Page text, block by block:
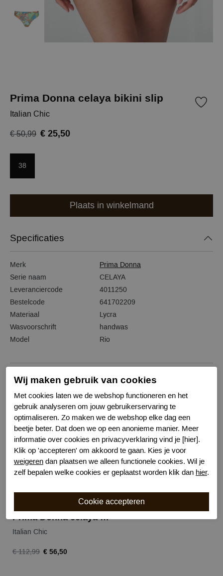
Prima Donna celaya bikini slip
Italian Chic
€ 50,99 € 25,50
38
Plaats in winkelmand
Specificaties
Merk
Prima Donna
Serie naam
CELAYA
Leveranciercode
4011250
Bestelcode
641702209
Materiaal
Lycra
Wasvoorschrift
handwas
Model
Rio
Gerelateerde producten
-50%
Prima Donna celaya bikini top
Italian Chic
€ 112,99 € 56,50
Wij maken gebruik van cookies
Met cookies laten we de webshop functioneren en het
gebruik analyseren om jouw gebruikerservaring te
optimaliseren. Zo maken we de webshop elke dag een
beetje beter. Dat doen we op een anonieme manier. Meer
informatie over cookies en privacyverklaring vind je [hier].
Klik op 'accepteren' om akkoord te gaan. Kies je voor
weigeren dan plaatsen we alleen functionele cookies. Wil je
zelf bepalen welke cookies er geplaatst worden klik dan hier.